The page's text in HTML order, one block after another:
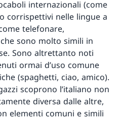
internazionali (come
corrispettivi nelle lingue a
telefonare,
sono molto simili in
Sono altrettanto noti
ormai d’uso comune
(spaghetti, ciao, amico).
scoprono l’italiano non
diversa dalle altre,
elementi comuni e simili